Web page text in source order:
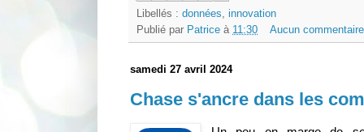
Libellés : données, innovation
Publié par Patrice à 11:30 Aucun
samedi 27 avril 2024
Chase s'ancre dans les